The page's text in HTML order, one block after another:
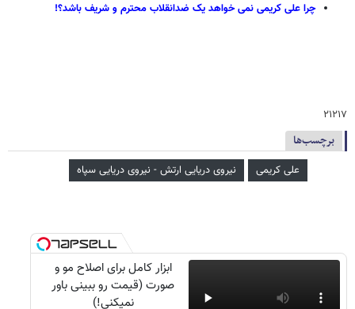
چرا علی کریمی نمی خواهد یک ضدانقلاب محترم و شریف باشد؟!
۲۱۲۱۷
برچسب‌ها
علی کریمی نیروی دریایی ارتش - نیروی دریایی سپاه
ابزار کامل برای اصلاح مو و
صورت (قیمت رو ببینی باور
نمیکنی!)